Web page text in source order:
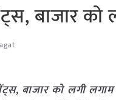
बाजार
बाजार को लगी लगाम